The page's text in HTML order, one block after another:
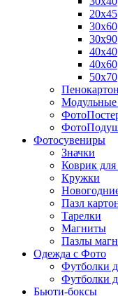
20х45
30х60
30х90
40х40
40х60
50х70
Пенокартон
Фотоcувениры
Значки
Коврик
Кружки
Пазл
Тарелки
Магниты
Пазлы
Одежда с Фото
Футболки
Футболки
Бьюти-боксы